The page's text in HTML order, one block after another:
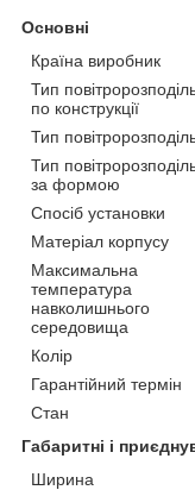
Основні
Країна виробник
Тип
по конструкції
Тип
Тип
за формою
Спосіб установки
Матеріал корпусу
Максимальна
температура
навколишнього
середовища
Колір
Гарантійний термін
Стан
Габаритні і
Ширина